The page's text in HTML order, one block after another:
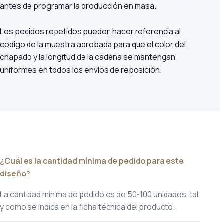
antes de programar la producción en masa.
Los pedidos repetidos pueden hacer referencia al
código de la muestra aprobada para que el color del
chapado y la longitud de la cadena se mantengan
uniformes en todos los envíos de reposición.
¿Cuál es la cantidad mínima de pedido para este
diseño?
La cantidad mínima de pedido es de 50-100 unidades, tal
y como se indica en la ficha técnica del producto.